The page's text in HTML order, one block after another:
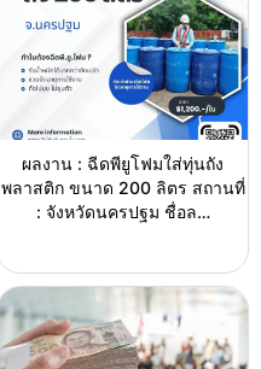
ผลงาน : ฉีดพียูโฟมใส่ทุ่นถัง
พลาสติก ขนาด 200 ลิตร สถานที่
: จังหวัดนครปฐม ชื่อล…